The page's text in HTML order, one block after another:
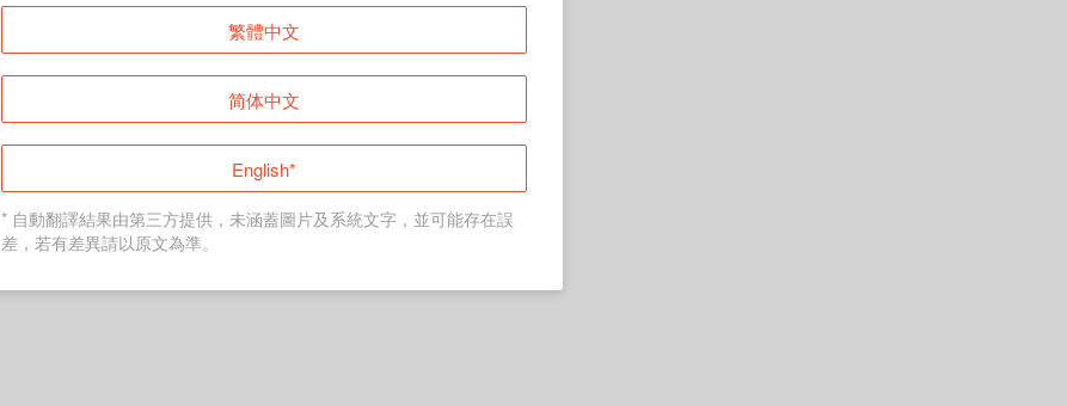
繁體中文
简体中文
English*
* 自動翻譯結果由第三方提供，未涵蓋圖片及系統文字，並可能存在誤
差，若有差異請以原文為準。